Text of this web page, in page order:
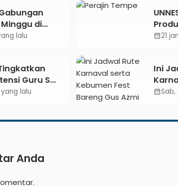
di
13
lalu calendar_month21
Guru SMK
Based
lalu
Ini
calendar_monthSab,
Anda